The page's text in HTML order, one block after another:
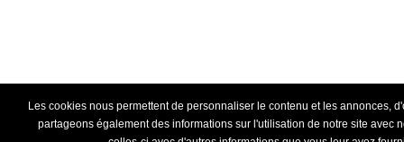
Les cookies nous permettent de personnaliser le contenu et les annonces,
partageons également des informations sur l'utilisation de notre site